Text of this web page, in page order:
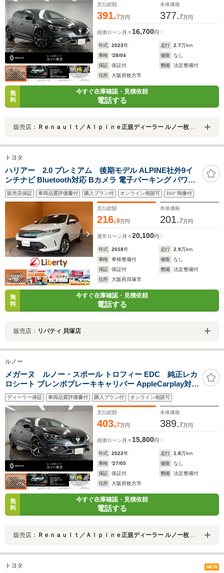
支払総額
391.7万円
本体価格
377.7万円
残価ローン 月々 16,700円
年式 2023年 走行 2.7万km
車検
'28/04 修復
なし
保証
保証付 整備
法定整備付
住所
大阪府枚方市
無
料
今すぐ在庫確認・見積依頼
電話する
販売店： Ｒｅｎａｕｌｔ／Ａｌｐｉｎｅ正規ディーラー ルノー枚方・アルピーヌポイント枚方
トヨタ
ハリアー 2.0 プレミアム 後期モデル ALPINE社外9イ
ンチナビ Bluetooth対応 Bカメラ 電子パーキング パワー
バックドア クルーズコントロール ウッド調コンビハンド
ル 黒ハーフレザーシート LEDヘッドライト スマートキー
販売店保証 車両品質評価書付 購入プラン付 オンライン相談可 360°画像付
支払総額
216.9万円
本体価格
201.7万円
通常ローン 月々20,100円
年式 2018年 走行 2.9万km
車検
車検整備付 修復
なし
保証
保証付 整備
法定整備付
住所
大阪府貝塚市
無
料
今すぐ在庫確認・見積依頼
電話する
販売店： リバティ 貝塚店
ルノー
メガーヌ ルノー・スポール トロフィー EDC 純正レカ
ロシート ブレンボブレーキキャリパー AppleCarplay対応
Bluetooth接続 LEDヘッドライト ACC 前面衝突警報 バ
ックカメラ 純正19インチAW 認定中古車保証
ディーラー保証 車両品質評価書付 購入プラン付 オンライン相談可
支払総額
403.7万円
本体価格
389.7万円
残価ローン 月々 15,800円
年式 2022年 走行 1.8万km
車検
'27/05 修復
なし
保証
保証付 整備
法定整備付
住所
大阪府枚方市
無
料
今すぐ在庫確認・見積依頼
電話する
販売店： Ｒｅｎａｕｌｔ／Ａｌｐｉｎｅ正規ディーラー ルノー枚方・アルピーヌポイント枚方
トヨタ NEW